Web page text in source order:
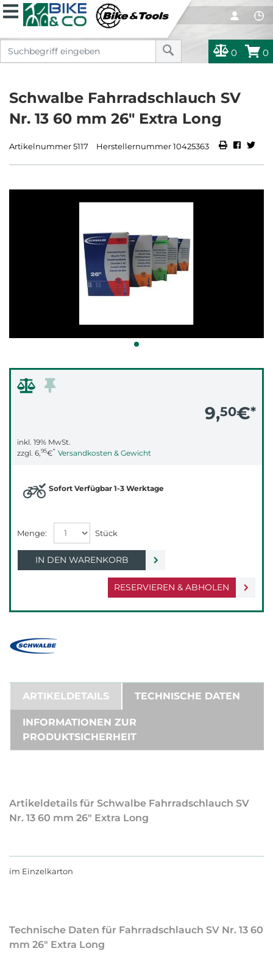
0 0
Schwalbe Fahrradschlauch SV
Nr. 13 60 mm 26" Extra Long
Artikelnummer 5117 Herstellernummer 10425363
9,50€*
inkl. 19% MwSt.
zzgl. 6,95€* Versandkosten & Gewicht
RESERVIEREN & ABHOLEN
Sofort Verfügbar 1-3 Werktage
IN DEN WARENKORB
ARTIKELDETAILS TECHNISCHE DATEN
INFORMATIONEN ZUR
PRODUKTSICHERHEIT
Artikeldetails für Schwalbe Fahrradschlauch SV
Nr. 13 60 mm 26" Extra Long
im Einzelkarton
Technische Daten für Fahrradschlauch SV Nr. 13 60
mm 26" Extra Long